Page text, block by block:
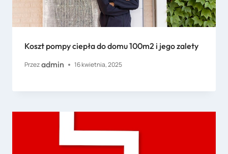
Koszt pompy ciepła do domu 100m2 i jego zalety
Przezadmin 16 kwietnia, 2025